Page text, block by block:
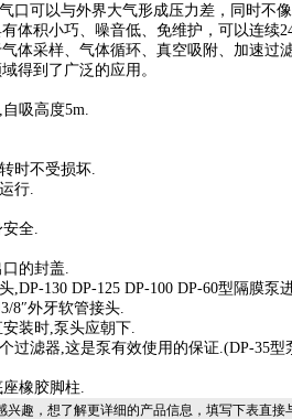
口可以与外界大气形成压力差，同时不
体积小巧、噪音低、免维护，可以连续
体采样、气体循环、真空吸附、加速过
得到了广泛的应用。
吸高度5m.
时不受损坏.
行.
全.
的封盖.
,DP-130 DP-125 DP-100 DP-60型隔膜泵
8″外牙软管接头.
装时,泵头应朝下.
过滤器,这是泵有效使用的保证.(DP-35
橡胶脚柱.
兴趣，想了解更详细的产品信息，填写下表直接